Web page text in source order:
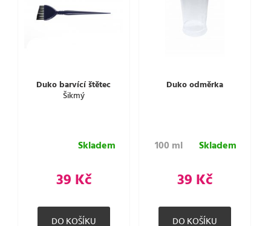
Duko barvící štětec
Šikmý
Skladem
39 Kč
Duko odměrka
100 ml Skladem
39 Kč